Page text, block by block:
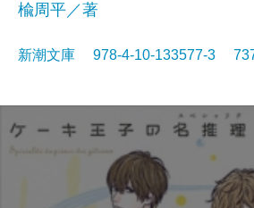
楡周平／著
新潮文庫 978-4-10-133577-3